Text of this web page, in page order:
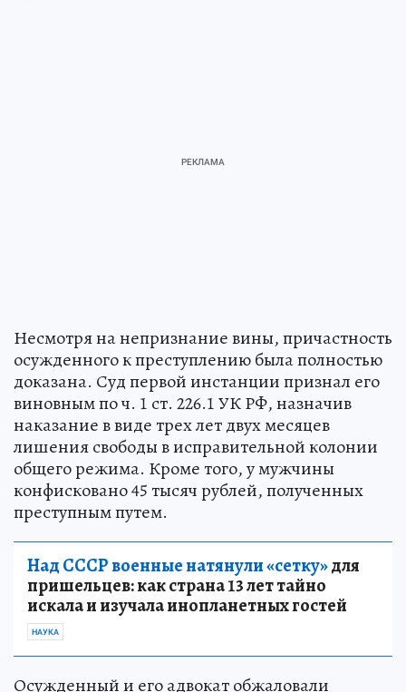
Несмотря на непризнание вины, причастность
осужденного к преступлению была полностью
доказана. Суд первой инстанции признал его
виновным по ч. 1 ст. 226.1 УК РФ, назначив
наказание в виде трех лет двух месяцев
лишения свободы в исправительной колонии
общего режима. Кроме того, у мужчины
конфисковано 45 тысяч рублей, полученных
преступным путем.
Над СССР военные натянули «сетку»для
пришельцев: как страна 13 лет тайно
искала и изучала инопланетных гостей
НАУКА
Осужденный и его адвокат обжаловали